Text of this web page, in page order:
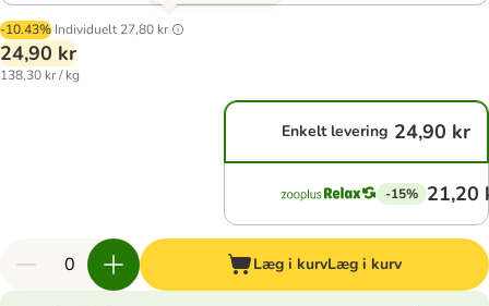
-10.43% Individuelt 27,80 kr
24,90 kr
138,30 kr / kg
Enkelt levering 24,90 kr
-15% 21,20
Læg i kurvLæg i kurv